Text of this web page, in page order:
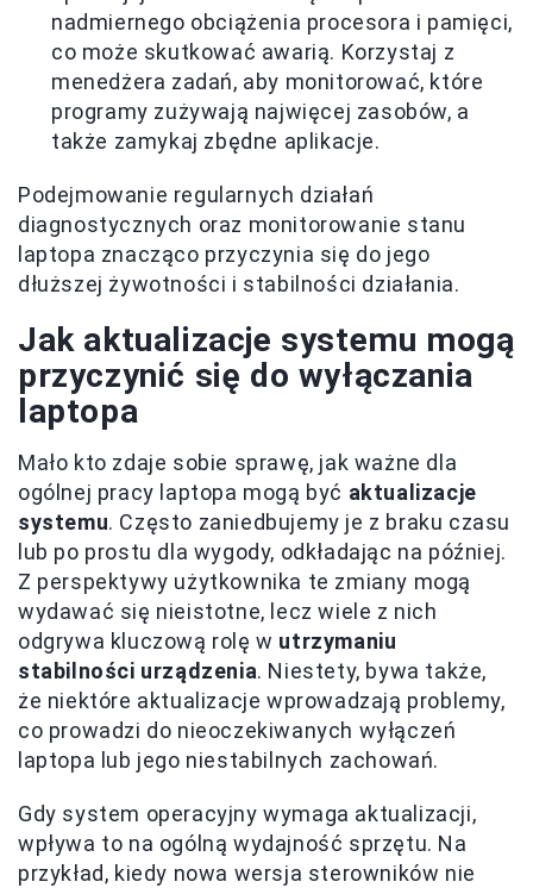
nadmiernego obciążenia procesora i pamięci,
co może skutkować awarią. Korzystaj z
menedżera zadań, aby monitorować, które
programy zużywają najwięcej zasobów, a
także zamykaj zbędne aplikacje.
Podejmowanie regularnych działań
diagnostycznych oraz monitorowanie stanu
laptopa znacząco przyczynia się do jego
dłuższej żywotności i stabilności działania.
Jak aktualizacje systemu mogą
przyczynić się do wyłączania
laptopa
Mało kto zdaje sobie sprawę, jak ważne dla
ogólnej pracy laptopa mogą być aktualizacje
systemu. Często zaniedbujemy je z braku czasu
lub po prostu dla wygody, odkładając na później.
Z perspektywy użytkownika te zmiany mogą
wydawać się nieistotne, lecz wiele z nich
odgrywa kluczową rolę w utrzymaniu
stabilności urządzenia. Niestety, bywa także,
że niektóre aktualizacje wprowadzają problemy,
co prowadzi do nieoczekiwanych wyłączeń
laptopa lub jego niestabilnych zachowań.
Gdy system operacyjny wymaga aktualizacji,
wpływa to na ogólną wydajność sprzętu. Na
przykład, kiedy nowa wersja sterowników nie